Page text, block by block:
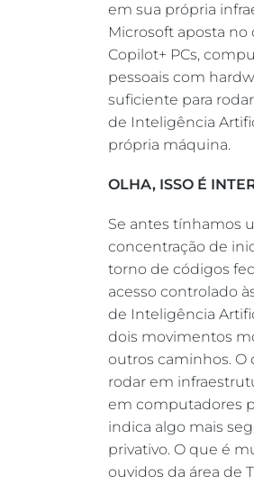
em sua própria
Microsoft aposta no
Copilot+ PCs,
pessoais com
suficiente para
de Inteligência
própria máquina.
OLHA, ISSO É
Se antes tínhamos
concentração de
torno de códigos
acesso controlado
de Inteligência
dois movimentos
outros caminhos. O
rodar em
em computadores
indica algo mais
privativo. O que é
ouvidos da área de